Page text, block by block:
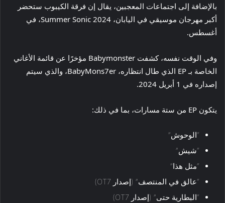
بالإضافة إلى اجتماعات المعجبين، يقال إن فرقة الكيبوب ستحضر
أكبر مهرجان موسيقي في اليابان، Summer Sonic 2024، في
أغسطس.
وفي الوقت نفسه، كشفت Babymonster مؤخرًا عن قائمة الأغاني
الخاصة بـ EP الذي طال انتظاره، BabyMons7er، والذي سيتم
إصداره في 1 أبريل 2024.
يتكون EP من ستة مسارات، بما في ذلك:
“الوحوش”
“شيش”
“مثل هذا”
“عالق في المنتصف” (إصدار OT7)
“البطارية حتى” (إصدار OT7)